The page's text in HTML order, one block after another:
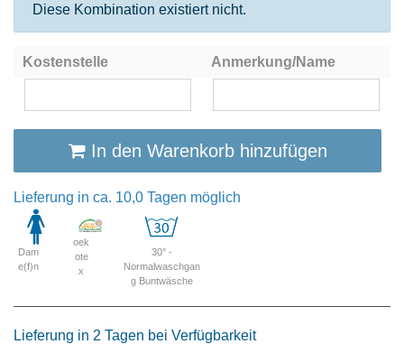
Diese Kombination existiert nicht.
Kostenstelle Anmerkung/Name
In den Warenkorb hinzufügen
Lieferung in ca. 10,0 Tagen möglich
Dam
e(f)n
oek
ote
x
30° -
Normalwaschgan
g Buntwäsche
Lieferung in 2 Tagen bei Verfügbarkeit